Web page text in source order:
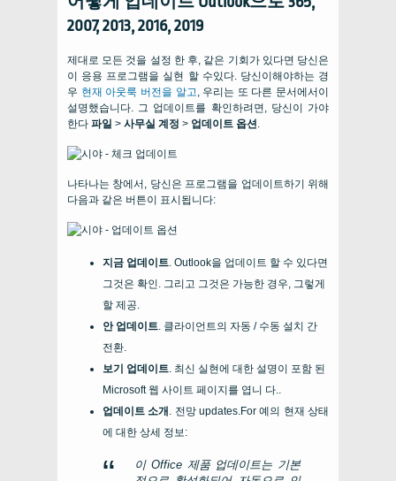
2007, 2013, 2016, 2019
제대로 모든 것을 설정 한 후, 같은 기회가 있다면 당신은
이 응용 프로그램을 실현 할 수있다. 당신이해야하는 경
우 현재 아웃룩 버전을 알고, 우리는 또 다른 문서에서이
설명했습니다. 그 업데이트를 확인하려면, 당신이 가야
한다 파일 > 사무실 계정 > 업데이트 옵션.
나타나는 창에서, 당신은 프로그램을 업데이트하기 위해
다음과 같은 버튼이 표시됩니다:
지금 업데이트. Outlook을 업데이트 할 수 있다면
그것은 확인. 그리고 그것은 가능한 경우, 그렇게
할 제공.
안 업데이트. 클라이언트의 자동 / 수동 설치 간
전환.
보기 업데이트. 최신 실현에 대한 설명이 포함 된
Microsoft 웹 사이트 페이지를 엽니 다..
업데이트 소개 . 전망 updates.For 예의 현재 상태
에 대한 상세 정보:
이 Office 제품 업데이트는 기본